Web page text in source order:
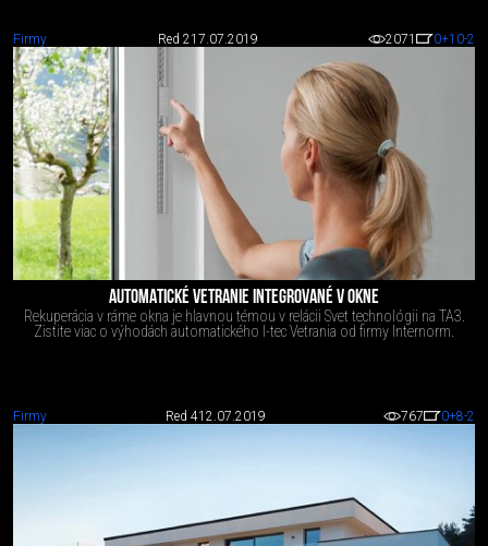
Firmy Red 217.07.2019 2071 0+10-2
AUTOMATICKÉ VETRANIE INTEGROVANÉ V OKNE
Rekuperácia v ráme okna je hlavnou témou v relácii Svet technológii na TA3.
Zistite viac o výhodách automatického I-tec Vetrania od firmy Internorm.
Firmy Red 412.07.2019 767 0+8-2